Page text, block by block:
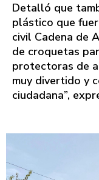
Detalló que
plástico que
civil Cadena de
de croquetas
protectoras de
muy divertido y
ciudadana”,